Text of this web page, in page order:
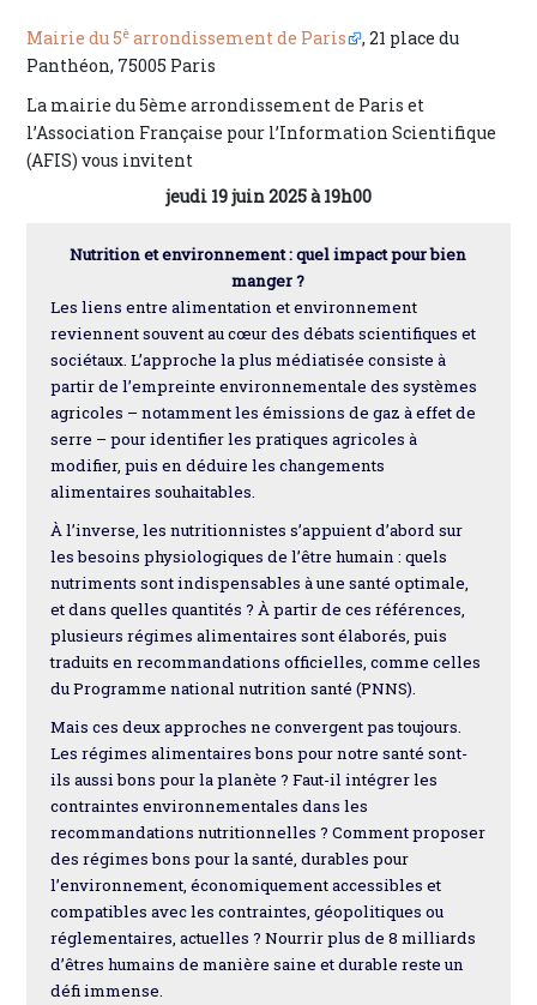
Mairie du 5è arrondissement de Paris
, 21 place du
Panthéon, 75005 Paris
La mairie du 5ème arrondissement de Paris et
l’Association Française pour l’Information Scientifique
(AFIS) vous invitent
jeudi 19 juin 2025 à 19h00
Nutrition et environnement : quel impact pour bien
manger ?
Les liens entre alimentation et environnement
reviennent souvent au cœur des débats scientifiques et
sociétaux. L’approche la plus médiatisée consiste à
partir de l’empreinte environnementale des systèmes
agricoles – notamment les émissions de gaz à effet de
serre – pour identifier les pratiques agricoles à
modifier, puis en déduire les changements
alimentaires souhaitables.
À l’inverse, les nutritionnistes s’appuient d’abord sur
les besoins physiologiques de l’être humain : quels
nutriments sont indispensables à une santé optimale,
et dans quelles quantités ? À partir de ces références,
plusieurs régimes alimentaires sont élaborés, puis
traduits en recommandations officielles, comme celles
du Programme national nutrition santé (PNNS).
Mais ces deux approches ne convergent pas toujours.
Les régimes alimentaires bons pour notre santé sont-
ils aussi bons pour la planète ? Faut-il intégrer les
contraintes environnementales dans les
recommandations nutritionnelles ? Comment proposer
des régimes bons pour la santé, durables pour
l’environnement, économiquement accessibles et
compatibles avec les contraintes, géopolitiques ou
réglementaires, actuelles ? Nourrir plus de 8 milliards
d’êtres humains de manière saine et durable reste un
défi immense.